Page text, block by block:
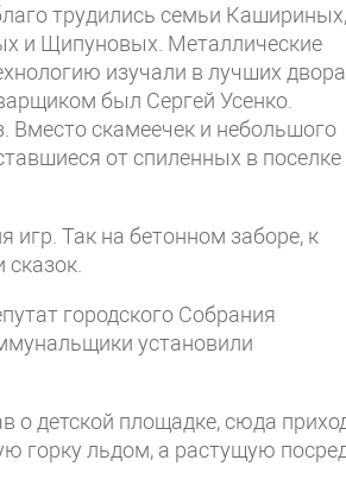
трудились семьи Кашириных,
и Щипуновых. Металлические
изучали в лучших
был Сергей Усенко.
Вместо скамеечек и небольшого
от спиленных в поселке
игр. Так на бетонном заборе, к
городского Собрания
установили
о детской площадке, сюда
горку льдом, а растущую